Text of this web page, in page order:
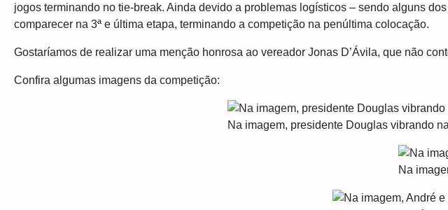
jogos terminando no tie-break. Ainda devido a problemas logísticos – sendo alguns
comparecer na 3ª e última etapa, terminando a competição na penúltima colocação.
Gostaríamos de realizar uma menção honrosa ao vereador Jonas D’Ávila, que não
Confira algumas imagens da competição:
Na imagem, presidente Douglas vibrando
Na